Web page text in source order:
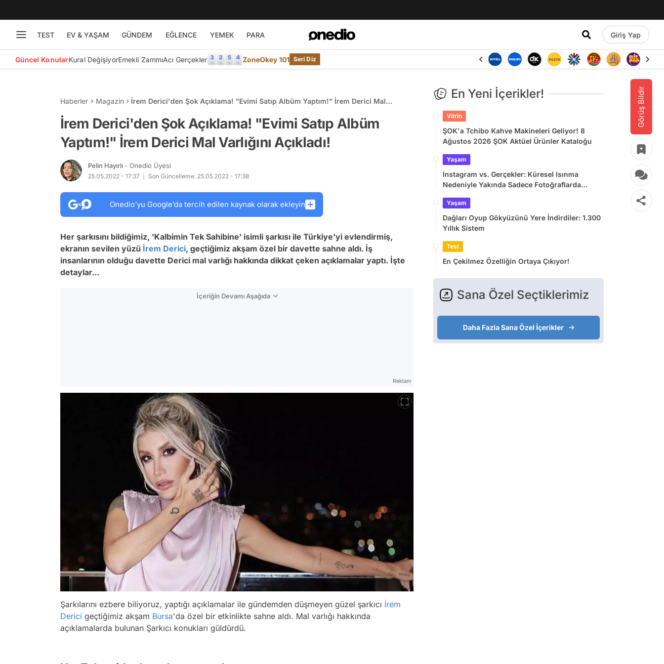
TEST EV & YAŞAM GÜNDEM EĞLENCE YEMEK PARA Giriş Yap
Güncel KonularKural DeğişiyorEmekli ZammıAcı Gerçekler ZoneOkey 101 Seri Diz
Görüş Bildir
Haberler Magazin
İrem Derici'den Şok Açıklama! "Evimi Satıp Albüm Yaptım!" İrem Derici Mal
İrem Derici'den Şok Açıklama! "Evimi Satıp Albüm
Yaptım!" İrem Derici Mal Varlığını Açıkladı!
Pelin Hayırlı - Onedio Üyesi
25.05.2022 - 17:37 Son Güncelleme: 25.05.2022 - 17:38
Onedio’yu Google’da tercih edilen kaynak olarak ekleyin
Her şarkısını bildiğimiz, 'Kalbimin Tek Sahibine' isimli şarkısı ile Türkiye'yi evlendirmiş,
ekranın sevilen yüzü İrem Derici, geçtiğimiz akşam özel bir davette sahne aldı. İş
insanlarının olduğu davette Derici mal varlığı hakkında dikkat çeken açıklamalar yaptı. İşte
detaylar...
İçeriğin Devamı Aşağıda
Reklam
Şarkılarını ezbere biliyoruz, yaptığı açıklamalar ile gündemden düşmeyen güzel şarkıcı İrem
Derici geçtiğimiz akşam Bursa'da özel bir etkinlikte sahne aldı. Mal varlığı hakkında
açıklamalarda bulunan Şarkıcı konukları güldürdü.
En Yeni İçerikler!
Vitrin
ŞOK'a Tchibo Kahve Makineleri Geliyor! 8
Ağustos 2026 ŞOK Aktüel Ürünler Kataloğu
Yaşam
Instagram vs. Gerçekler: Küresel Isınma
Nedeniyle Yakında Sadece Fotoğraflarda
Yaşam
Dağları Oyup Gökyüzünü Yere İndirdiler: 1.300
Yıllık Sistem
Test
En Çekilmez Özelliğin Ortaya Çıkıyor!
Sana Özel Seçtiklerimiz
Daha Fazla Sana Özel İçerikler